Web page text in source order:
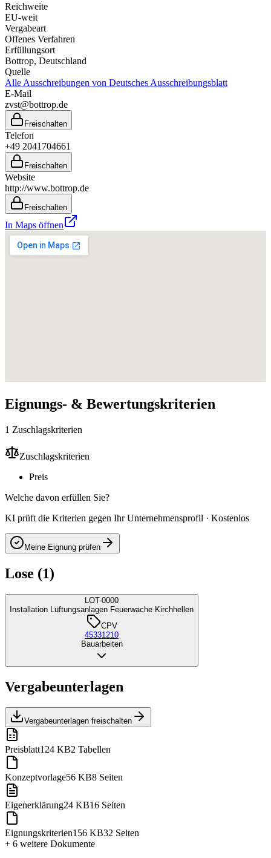
Reichweite
EU-weit
Vergabeart
Offenes Verfahren
Erfüllungsort
Bottrop, Deutschland
Quelle
Alle Ausschreibungen von Deutsches Ausschreibungsblatt
E-Mail
zvst@bottrop.de
Freischalten
Telefon
+49 2041704661
Freischalten
Website
http://www.bottrop.de
Freischalten
In Maps öffnen
Eignungs- & Bewertungskriterien
1 Zuschlagskriterien
Zuschlagskriterien
Preis
Welche davon erfüllen Sie?
KI prüft die Kriterien gegen Ihr Unternehmensprofil · Kostenlos
Meine Eignung prüfen
Lose (1)
LOT-0000
Installation Lüftungsanlagen Feuerwache Kirchhellen
CPV
45331210
Bauarbeiten
Vergabeunterlagen
Vergabeunterlagen freischalten
Preisblatt124 KB2 Tabellen
Konzeptvorlage56 KB8 Seiten
Eigenerklärung24 KB16 Seiten
Eignungskriterien156 KB32 Seiten
+ 6 weitere Dokumente